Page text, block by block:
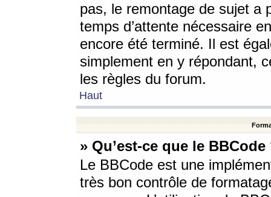
pas, le remontage de sujet a
temps d’attente nécessaire
encore été terminé. Il est
simplement en y répondant,
les règles du forum.
Haut
» Qu’est-ce que le BBCode
Le BBCode est une
très bon contrôle de